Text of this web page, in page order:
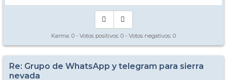
Karma: 0 - Votos positivos: 0 - Votos negativos: 0
Re: Grupo de WhatsApp y telegram para sierra
nevada